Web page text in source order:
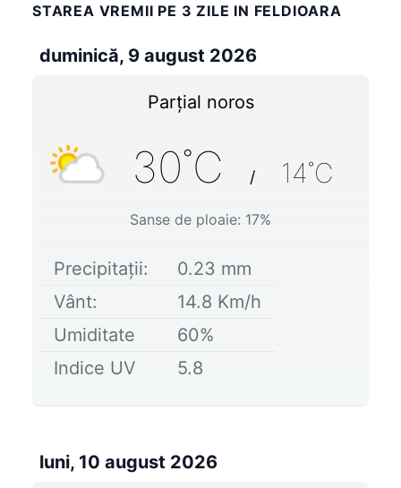
STAREA VREMII PE 3 ZILE IN FELDIOARA
duminică, 9 august 2026
Parțial noros
30˚C / 14˚C
Sanse de ploaie: 17%
Precipitații: 0.23 mm
Vânt:
14.8 Km/h
Umiditate
60%
Indice UV
5.8
luni, 10 august 2026